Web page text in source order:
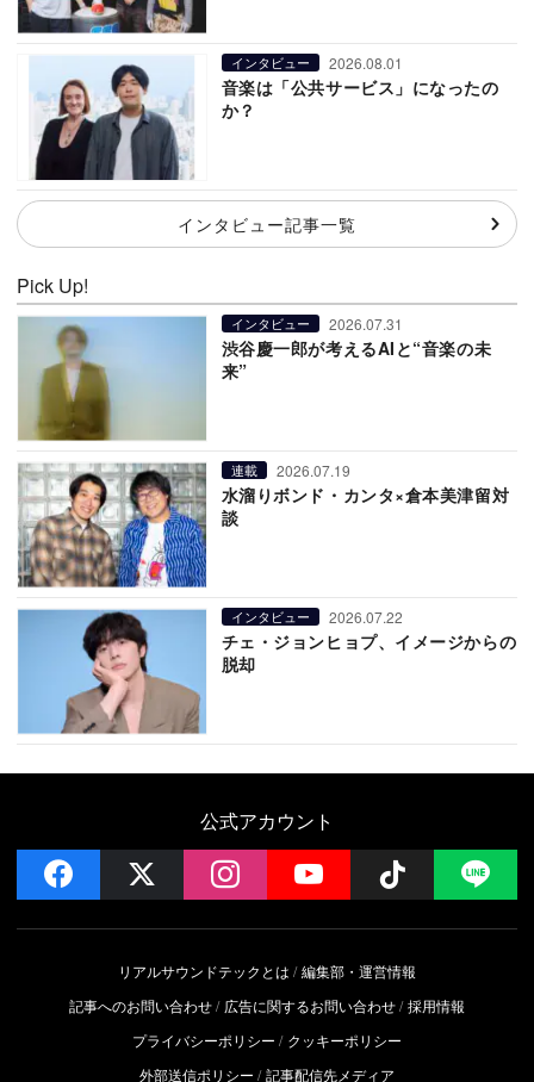
インタビュー 2026.08.01
音楽は「公共サービス」になったの
か？
インタビュー記事一覧
Pick Up!
インタビュー 2026.07.31
渋谷慶一郎が考えるAIと“音楽の未
来”
連載 2026.07.19
水溜りボンド・カンタ×倉本美津留対
談
インタビュー 2026.07.22
チェ・ジョンヒョプ、イメージからの
脱却
公式アカウント
facebook instagramYouTube Follow
リアルサウンドテックとは
編集部・運営情報
記事へのお問い合わせ
広告に関するお問い合わせ 採用情報
プライバシーポリシー
クッキーポリシー
外部送信ポリシー
記事配信先メディア